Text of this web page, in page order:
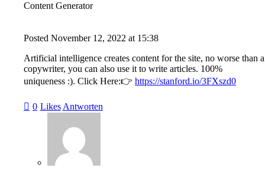
Content Generator
Posted November 12, 2022 at 15:38
Artificial intelligence creates content for the site, no worse than a
copywriter, you can also use it to write articles. 100%
uniqueness :). Click Here:👉 https://stanford.io/3FXszd0
0 Likes Antworten